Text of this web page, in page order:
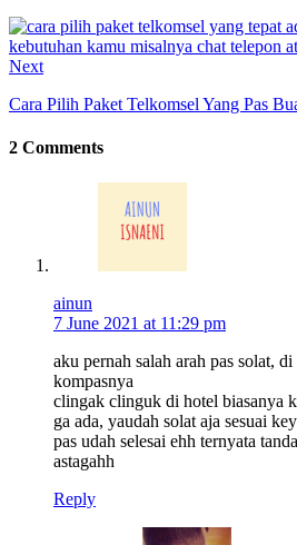
Next
Cara Pilih Paket Telkomsel Yang Pas
2 Comments
ainun
7 June 2021 at 11:29 pm
aku pernah salah arah pas solat,
kompasnya
clingak clinguk di hotel biasanya
ga ada, yaudah solat aja sesuai
pas udah selesai ehh ternyata
astagahh
Reply